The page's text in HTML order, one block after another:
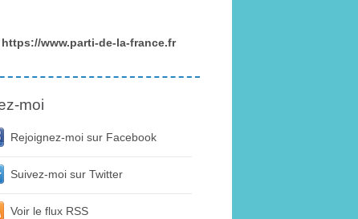
https://www.parti-de-la-france.fr
moi
Rejoignez-moi sur Facebook
Suivez-moi sur Twitter
Voir le flux RSS